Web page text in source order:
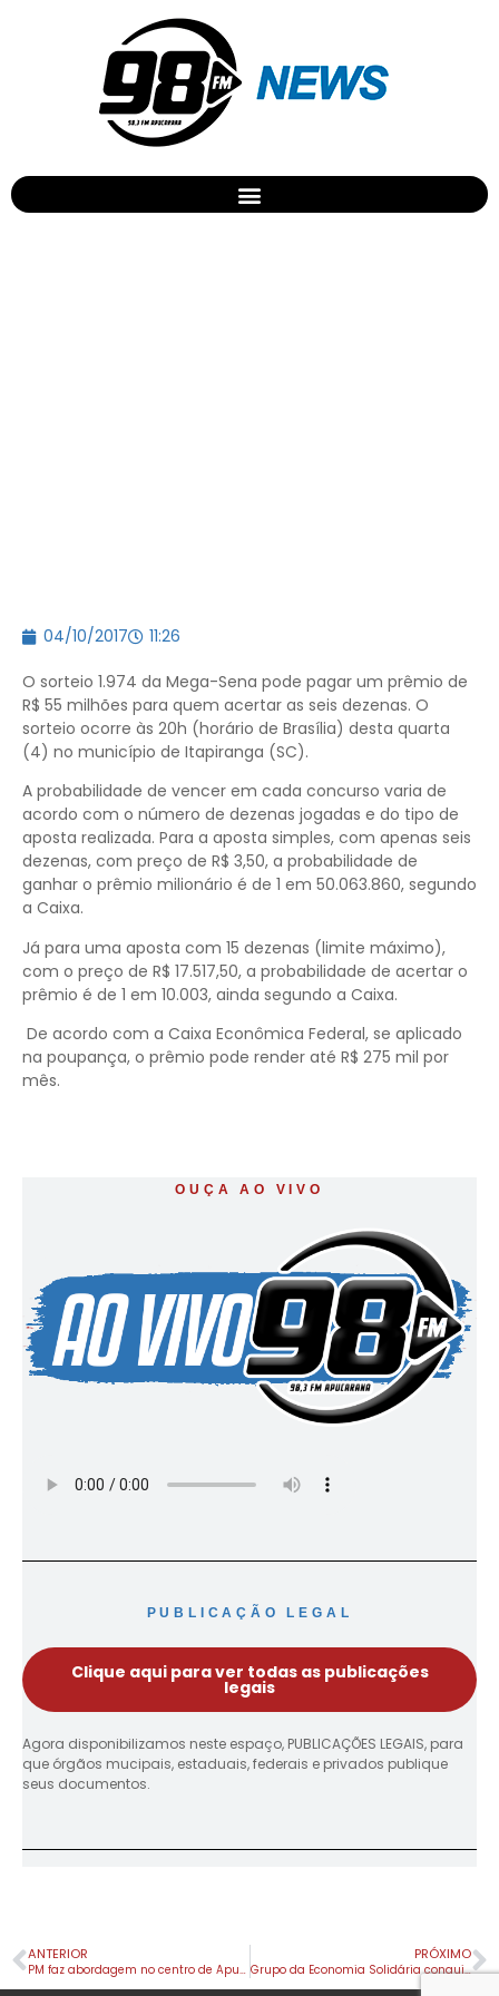
04/10/2017 11:26
O sorteio 1.974 da Mega-Sena pode pagar um prêmio de
R$ 55 milhões para quem acertar as seis dezenas. O
sorteio ocorre às 20h (horário de Brasília) desta quarta
(4) no município de Itapiranga (SC).
A probabilidade de vencer em cada concurso varia de
acordo com o número de dezenas jogadas e do tipo de
aposta realizada. Para a aposta simples, com apenas seis
dezenas, com preço de R$ 3,50, a probabilidade de
ganhar o prêmio milionário é de 1 em 50.063.860, segundo
a Caixa.
Já para uma aposta com 15 dezenas (limite máximo),
com o preço de R$ 17.517,50, a probabilidade de acertar o
prêmio é de 1 em 10.003, ainda segundo a Caixa.
De acordo com a Caixa Econômica Federal, se aplicado
na poupança, o prêmio pode render até R$ 275 mil por
mês.
OUÇA AO VIVO
PUBLICAÇÃO LEGAL
Clique aqui para ver todas as publicações
legais
Agora disponibilizamos neste espaço, PUBLICAÇÕES LEGAIS, para
que órgãos mucipais, estaduais, federais e privados publique
seus documentos.
ANTERIOR
PM faz abordagem no centro de Apucarana
PRÓXIMO
Grupo da Economia Solidária conquista reconhecimento nacional